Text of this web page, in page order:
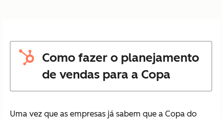
Como fazer o planejamento
de vendas para a Copa
Uma vez que as empresas já sabem que a Copa do